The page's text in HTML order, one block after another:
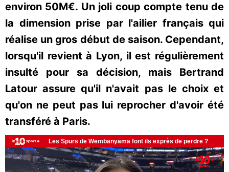
environ 50M€. Un joli coup compte tenu de
la dimension prise par l'ailier français qui
réalise un gros début de saison. Cependant,
lorsqu'il revient à Lyon, il est régulièrement
insulté pour sa décision, mais Bertrand
Latour assure qu'il n'avait pas le choix et
qu'on ne peut pas lui reprocher d'avoir été
transféré à Paris.